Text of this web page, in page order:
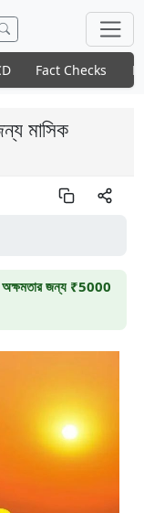
Fact Checks
মাসিক
জন্য ₹5000